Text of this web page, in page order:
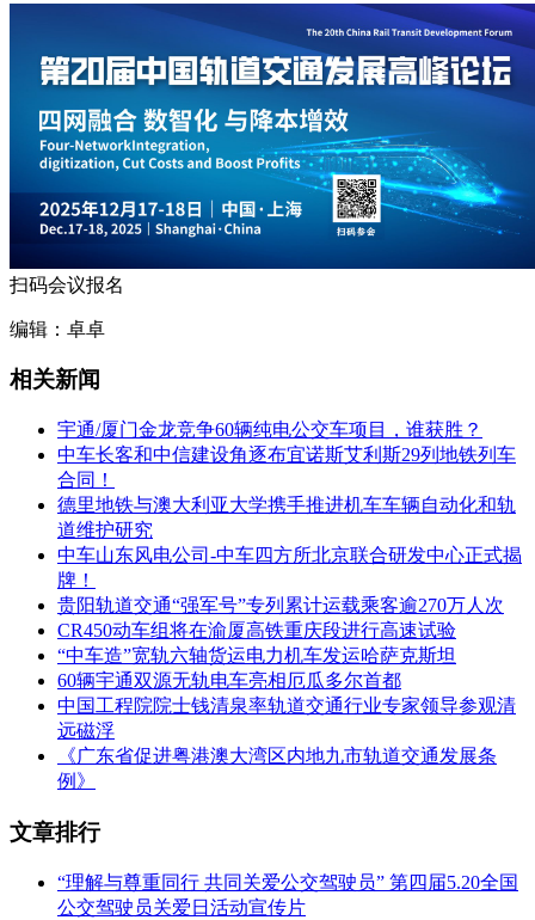
扫码会议报名
编辑：卓卓
相关新闻
宇通/厦门金龙竞争60辆纯电公交车项目，谁获胜？
中车长客和中信建设角逐布宜诺斯艾利斯29列地铁列车
合同！
德里地铁与澳大利亚大学携手推进机车车辆自动化和轨
道维护研究
中车山东风电公司-中车四方所北京联合研发中心正式揭
牌！
贵阳轨道交通“强军号”专列累计运载乘客逾270万人次
CR450动车组将在渝厦高铁重庆段进行高速试验
“中车造”宽轨六轴货运电力机车发运哈萨克斯坦
60辆宇通双源无轨电车亮相厄瓜多尔首都
中国工程院院士钱清泉率轨道交通行业专家领导参观清
远磁浮
《广东省促进粤港澳大湾区内地九市轨道交通发展条
例》
文章排行
“理解与尊重同行 共同关爱公交驾驶员” 第四届5.20全国
公交驾驶员关爱日活动宣传片